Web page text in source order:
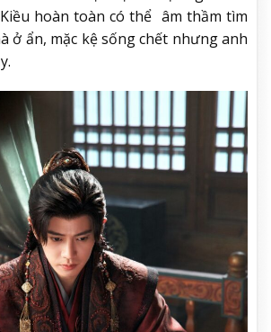
hoàn toàn có thể âm thầm tìm
ở ẩn, mặc kệ sống chết nhưng anh